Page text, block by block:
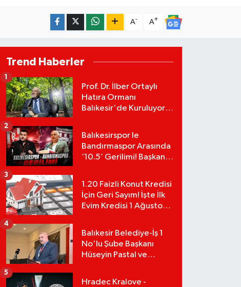
A- A+
Trend Haberler
Prof. Dr. İlber Ortaylı
Hatıra Ormanı
Balıkesir'de Kuruluyor!
1
Balıkesirspor le
Bandırmaspor Arasında
‘10.5’ Gerilimi! Başkan
Tepki!
2
1.20 Faizli Konut Kredisi
İçin Geri Sayım! İşte İlk
Evim Kredisi 1 Ağustos
Hesaplama Tablosu:
3
Balıkesir Belediye-İş 1
No'lu Şube Başkanı
Hüseyin Pastal ve
4
Hradec Kralove -
5